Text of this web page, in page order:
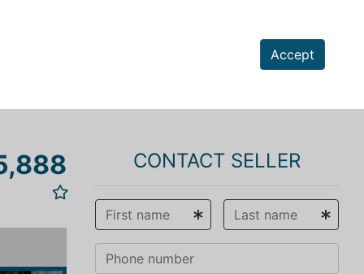
Accept
CONTACT SELLER